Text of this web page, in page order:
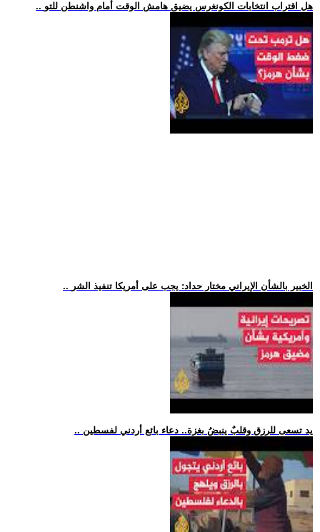
.. هل اقتراب انتخابات الكونغرس يضيق هامش الوقت أمام واشنطن للتو
.. الخبير بالشأن الإيراني مختار حداد: يجب على أمريكا تنفيذ الشر
.. يد تسعى للرزق وقلبٌ ينبضُ بغزة.. دعاء بائع أردني لفسطين